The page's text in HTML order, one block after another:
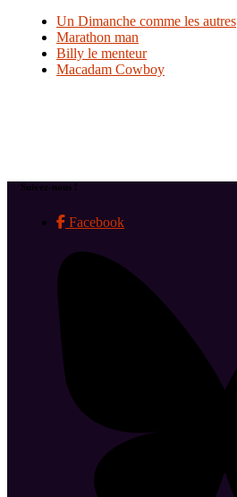
Un Dimanche comme les autres
Marathon man
Billy le menteur
Macadam Cowboy
Suivez-nous !
Facebook